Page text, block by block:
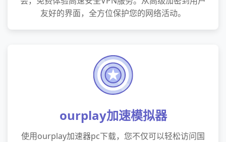
友好的界面，全方位保护您的网络活动。
ourplay加速模拟器
使用ourplay加速器pc下载，您不仅可以轻松访问国